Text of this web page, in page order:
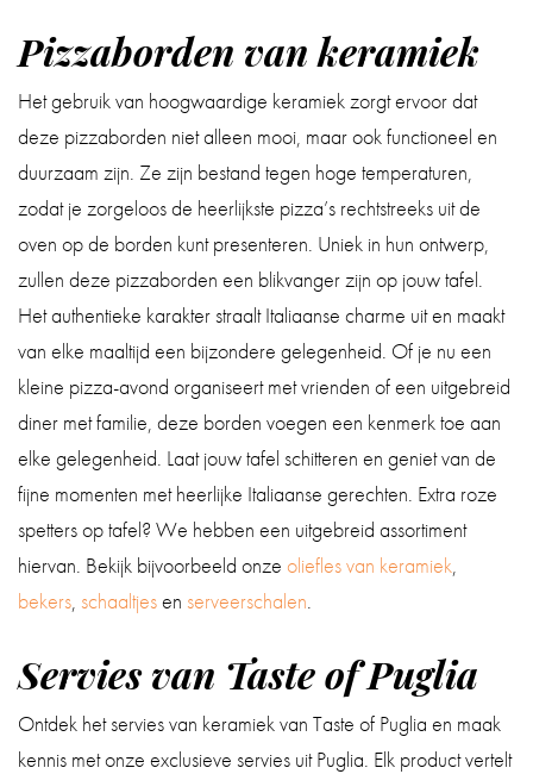
Pizzaborden van keramiek
Het gebruik van hoogwaardige keramiek zorgt ervoor dat
deze pizzaborden niet alleen mooi, maar ook functioneel en
duurzaam zijn. Ze zijn bestand tegen hoge temperaturen,
zodat je zorgeloos de heerlijkste pizza’s rechtstreeks uit de
oven op de borden kunt presenteren. Uniek in hun ontwerp,
zullen deze pizzaborden een blikvanger zijn op jouw tafel.
Het authentieke karakter straalt Italiaanse charme uit en maakt
van elke maaltijd een bijzondere gelegenheid. Of je nu een
kleine pizza-avond organiseert met vrienden of een uitgebreid
diner met familie, deze borden voegen een kenmerk toe aan
elke gelegenheid. Laat jouw tafel schitteren en geniet van de
fijne momenten met heerlijke Italiaanse gerechten. Extra roze
spetters op tafel? We hebben een uitgebreid assortiment
hiervan. Bekijk bijvoorbeeld onze oliefles van keramiek,
bekers, schaaltjesen serveerschalen.
Servies van Taste of Puglia
Ontdek het servies van keramiek van Taste of Puglia en maak
kennis met onze exclusieve servies uit Puglia. Elk product vertelt